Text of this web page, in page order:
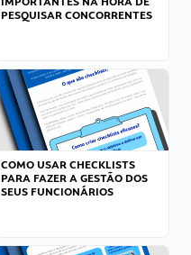
PESQUISAR CONCORRENTES
COMO USAR CHECKLISTS
PARA FAZER A GESTÃO DOS
SEUS FUNCIONÁRIOS